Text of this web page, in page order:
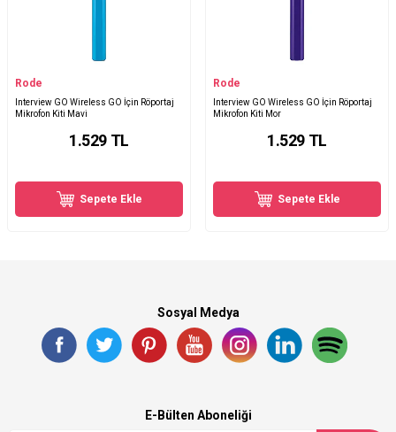
Rode
Interview GO Wireless GO İçin Röportaj
Mikrofon Kiti Mavi
1.529 TL
Sepete Ekle
Rode
Interview GO Wireless GO İçin Röportaj
Mikrofon Kiti Mor
1.529 TL
Sepete Ekle
Sosyal Medya
E-Bülten Aboneliği